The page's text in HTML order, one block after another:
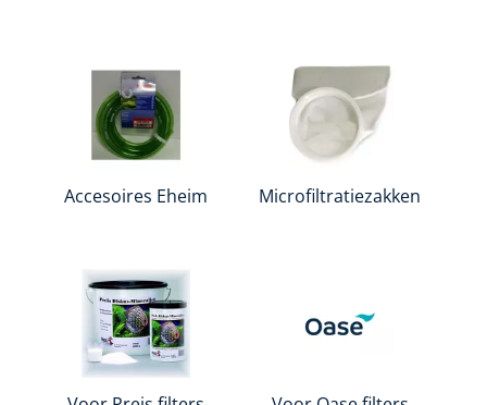
Accesoires Eheim Microfiltratiezakken